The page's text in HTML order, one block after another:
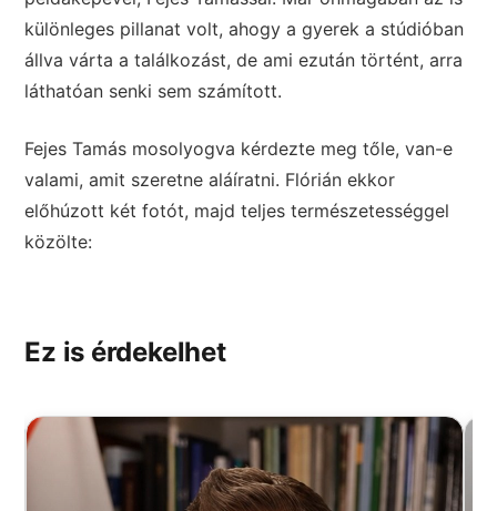
különleges pillanat volt, ahogy a gyerek a stúdióban
állva várta a találkozást, de ami ezután történt, arra
láthatóan senki sem számított.
Fejes Tamás mosolyogva kérdezte meg tőle, van-e
valami, amit szeretne aláíratni. Flórián ekkor
előhúzott két fotót, majd teljes természetességgel
közölte:
Ez is érdekelhet